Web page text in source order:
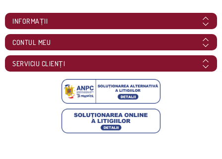
INFORMAȚII
CONTUL MEU
SERVICIU CLIENȚI